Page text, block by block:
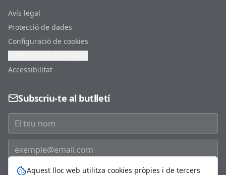
Avís legal
Protecció de dades
Configuració de cookies
Accessibilitat
Subscriu-te al butlletí
Aquest lloc web utilitza cookies pròpies i de tercers